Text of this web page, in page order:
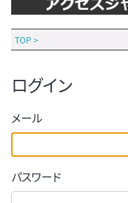
TOP >
ログイン
メール
パスワード